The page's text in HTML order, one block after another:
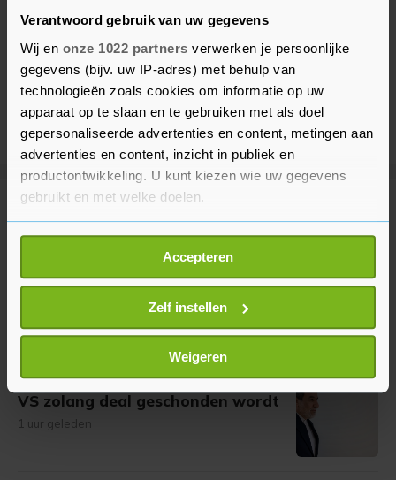
Verantwoord gebruik van uw gegevens
Wij en onze 1022 partners verwerken je persoonlijke
gegevens (bijv. uw IP-adres) met behulp van
technologieën zoals cookies om informatie op uw
apparaat op te slaan en te gebruiken met als doel
gepersonaliseerde advertenties en content, metingen aan
advertenties en content, inzicht in publiek en
productontwikkeling. U kunt kiezen wie uw gegevens
gebruikt en met welke doelen.
Als u het toestaat, willen we ook graag:
Informatie verzamelen over uw geografische
locatie, die tot een paar meter nauwkeurig kan zijn
Uw apparaat identificeren door het actief te
scannen op specifieke eigenschappen (fingerprinting)
Lees meer over hoe uw persoonlijke gegevens worden
verwerkt en stel uw voorkeuren in het
U kunt uw toestemming op elk moment wijzigen of
intrekken in de Cookieverklaring.
Met cookies werkt onze website beter en wordt jouw
Accepteren
Zelf instellen
Weigeren
Spanje checkt zo'n tweehonderd
vliegtuigpassagiers uit Italië
Iraanse minister: praten niet met
VS zolang deal geschonden wordt
1 uur geleden